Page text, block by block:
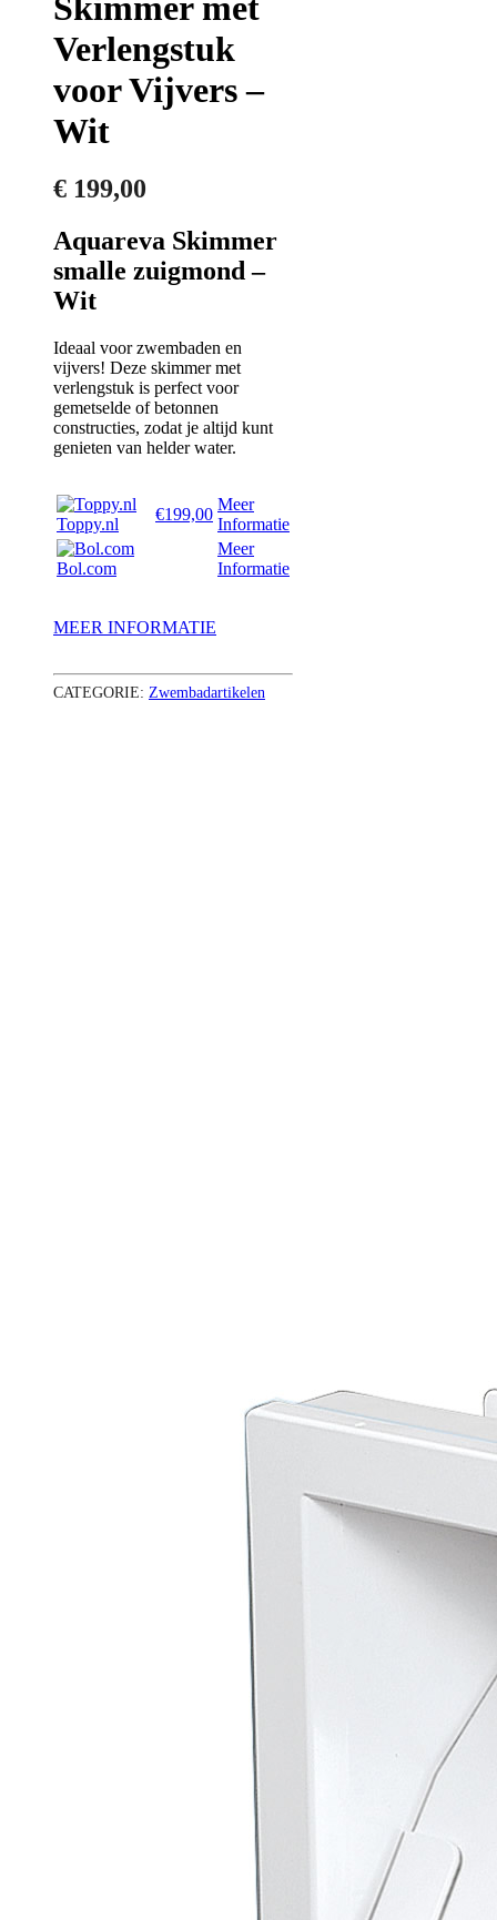
Verlengstuk
voor Vijvers –
Wit
€ 199,00
Aquareva Skimmer
smalle zuigmond –
Wit
Ideaal voor zwembaden en
vijvers! Deze skimmer met
verlengstuk is perfect voor
gemetselde of betonnen
constructies, zodat je altijd kunt
genieten van helder water.
Toppy.nl
€199,00
Meer
Informatie
Bol.com
Meer
Informatie
MEER INFORMATIE
CATEGORIE: Zwembadartikelen